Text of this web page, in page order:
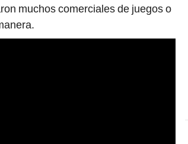
muchos comerciales de juegos o